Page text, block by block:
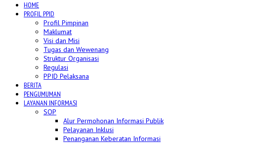
HOME
PROFIL PPID
Profil Pimpinan
Maklumat
Visi dan Misi
Tugas dan Wewenang
Struktur Organisasi
Regulasi
PPID Pelaksana
BERITA
PENGUMUMAN
LAYANAN INFORMASI
SOP
Alur Permohonan Informasi Publik
Pelayanan Inklusi
Penanganan Keberatan Informasi